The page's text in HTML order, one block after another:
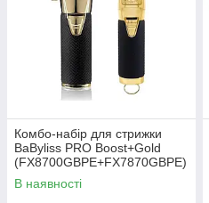
Комбо-набір для стрижки
BaByliss PRO Boost+Gold
(FX8700GBPE+FX7870GBPE)
В наявності